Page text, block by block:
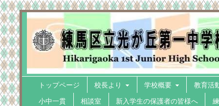
トップページ 校長より 学校概要 教育活
小中一貫 相談室 新入学生の保護者の皆様へ